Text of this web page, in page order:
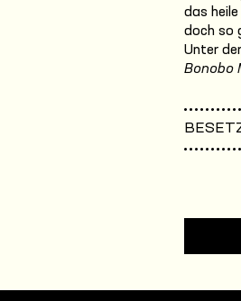
das
doch so
Unter
Bonobo